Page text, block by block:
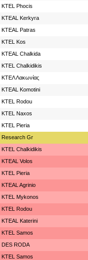
ΚΤΕL Phocis
KTEAL Kerkyra
KTEAL Patras
KTEL Kos
KTEAL Chalkida
ΚΤΕL Chalkidikis
ΚΤΕΛ Λακωνίας
KTEAL Komotini
ΚΤΕL Rodou
KTEL Naxos
KTEL Pieria
Research Gr
ΚΤΕL Chalkidikis
KTEAL Volos
KTEL Pieria
KTEAL Agrinio
KTEL Mykonos
ΚΤΕL Rodou
KTEAL Katerini
KTEL Samos
DES RODA
KTEL Samos